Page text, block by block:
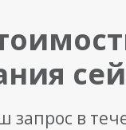
запрос в